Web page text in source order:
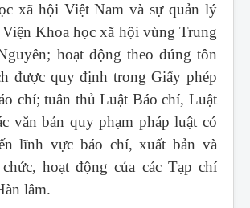
xã hội Việt Nam và sự quản lý
Viện Khoa học xã hội vùng Trung
hoạt động theo đúng tôn
được quy định trong Giấy phép
chí; tuân thủ Luật Báo chí, Luật
văn bản quy phạm pháp luật có
lĩnh vực báo chí, xuất bản và
hoạt động của các Tạp chí
lâm.